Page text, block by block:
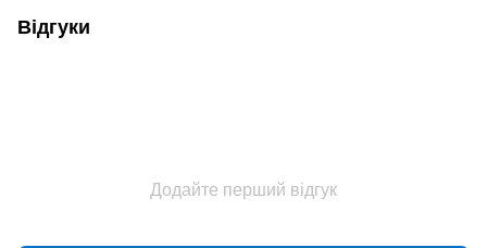
Відгуки
Додайте перший відгук